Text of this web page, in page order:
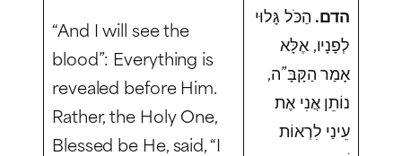
“And I will see the
blood”: Everything is
revealed before Him.
Rather, the Holy One,
Blessed be He, said, “I
הדם. הַכֹּל גָּלוּי
לְפָנָיו, אֶלָּא
אָמַר הַקָּבָּ”ה,
נוֹתֵן אֲנִי אֶת
עֵינַי לִרְאוֹת